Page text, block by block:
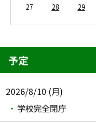
27
28 29
予定
2026/8/10 (月)
学校完全閉庁